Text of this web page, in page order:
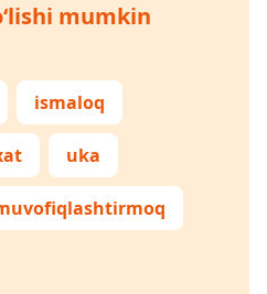
mumkin
ismaloq
uka